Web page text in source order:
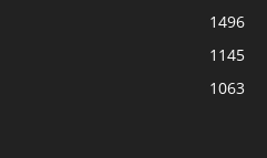
1496
1145
1063